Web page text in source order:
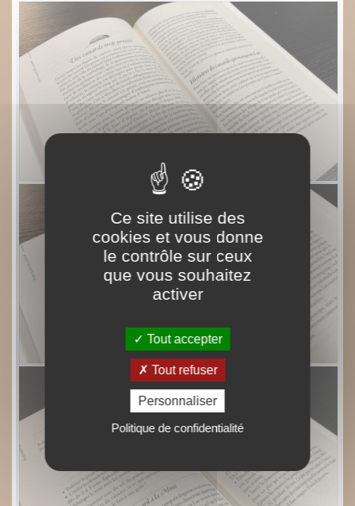
Ce site utilise des
cookies et vous donne
le contrôle sur ceux
que vous souhaitez
activer
Tout accepter
Tout refuser
Personnaliser
Politique de confidentialité